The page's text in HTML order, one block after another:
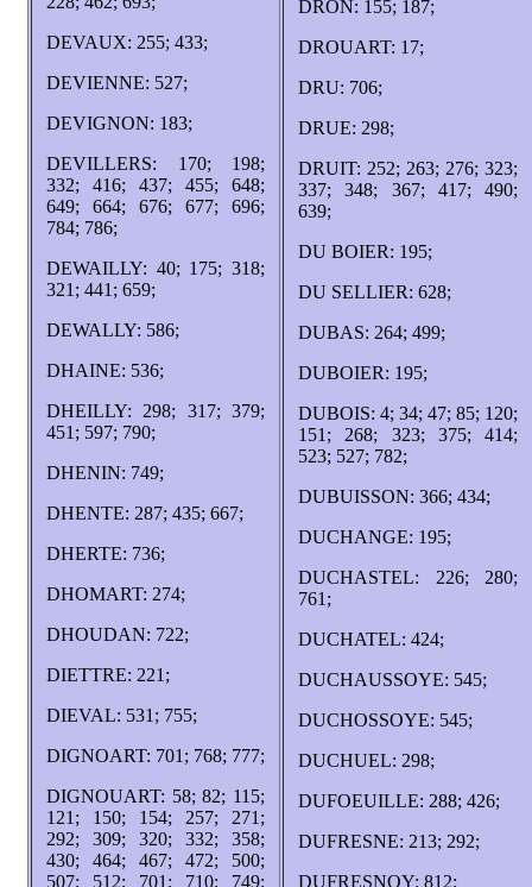
DEVAUX: 255; 433;
DEVIENNE: 527;
DEVIGNON: 183;
DEVILLERS: 170; 198;
332; 416; 437; 455; 648;
649; 664; 676; 677; 696;
784; 786;
DEWAILLY: 40; 175; 318;
321; 441; 659;
DEWALLY: 586;
DHAINE: 536;
DHEILLY: 298; 317; 379;
451; 597; 790;
DHENIN: 749;
DHENTE: 287; 435; 667;
DHERTE: 736;
DHOMART: 274;
DHOUDAN: 722;
DIETTRE: 221;
DIEVAL: 531; 755;
DIGNOART: 701; 768; 777;
DIGNOUART: 58; 82; 115;
121; 150; 154; 257; 271;
292; 309; 320; 332; 358;
430; 464; 467; 472; 500;
507; 512; 701; 710; 749;
DRON: 155; 187;
DROUART: 17;
DRU: 706;
DRUE: 298;
DRUIT: 252; 263; 276; 323;
337; 348; 367; 417; 490;
639;
DU BOIER: 195;
DU SELLIER: 628;
DUBAS: 264; 499;
DUBOIER: 195;
DUBOIS: 4; 34; 47; 85; 120;
151; 268; 323; 375; 414;
523; 527; 782;
DUBUISSON: 366; 434;
DUCHANGE: 195;
DUCHASTEL: 226; 280;
761;
DUCHATEL: 424;
DUCHAUSSOYE: 545;
DUCHOSSOYE: 545;
DUCHUEL: 298;
DUFOEUILLE: 288; 426;
DUFRESNE: 213; 292;
DUFRESNOY: 812;